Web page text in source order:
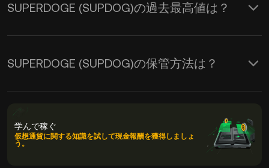
SUPERDOGE (SUPDOG)の過去最高値は？
SUPERDOGE (SUPDOG)の保管方法は？
学んで稼ぐ
仮想通貨に関する知識を試して現金報酬を獲得しましょ
う。